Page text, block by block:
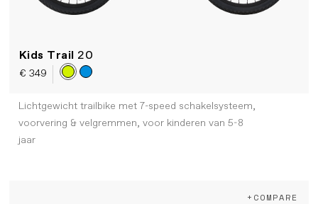
Kids Trail 20
€ 349
Lichtgewicht trailbike met 7-speed schakelsysteem,
voorvering & velgremmen, voor kinderen van 5-8
jaar
+COMPARE